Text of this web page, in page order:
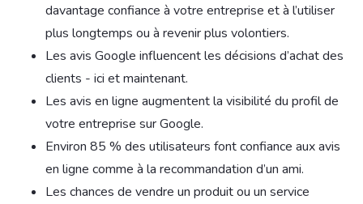
davantage confiance à votre entreprise et à l’utiliser
plus longtemps ou à revenir plus volontiers.
Les avis Google influencent les décisions d’achat des
clients - ici et maintenant.
Les avis en ligne augmentent la visibilité du profil de
votre entreprise sur Google.
Environ 85 % des utilisateurs font confiance aux avis
en ligne comme à la recommandation d’un ami.
Les chances de vendre un produit ou un service